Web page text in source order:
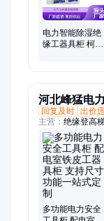
电力智能除湿绝
缘工器具柜 柯航
河北峰猛电
回复及时 出价
主营： 绝缘登高
柜、电力标识牌
鼠板、防汛沙包
地棒
多功能电力安全